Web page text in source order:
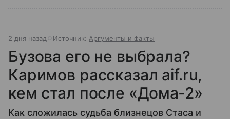
2 дня назад Источник: Аргументы и факты
Бузова его не выбрала?
Каримов рассказал aif.ru,
кем стал после «Дома‐2»
Как сложилась судьба близнецов Стаса и